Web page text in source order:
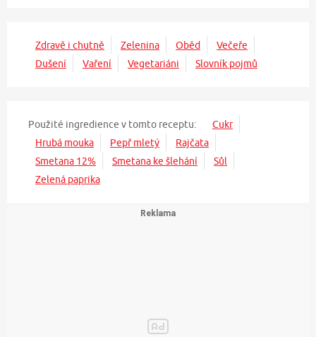
Zdravě i chutně Zelenina Oběd
Večeře
Dušení
Vaření Vegetariáni Slovník pojmů
Použité ingredience v tomto receptu:
Cukr
Hrubá mouka
Pepř mletý
Rajčata
Smetana 12%
Smetana ke šlehání
Sůl
Zelená paprika